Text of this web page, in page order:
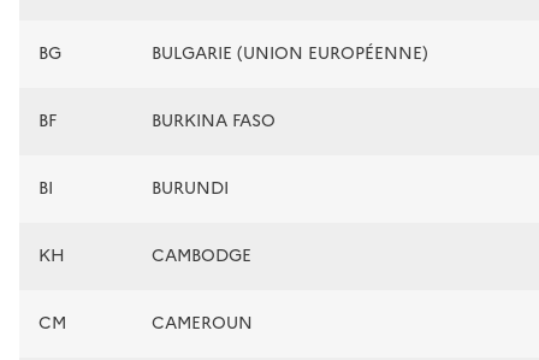
BG BULGARIE (UNION EUROPÉENNE)
BF BURKINA FASO
BI BURUNDI
KH CAMBODGE
CM CAMEROUN